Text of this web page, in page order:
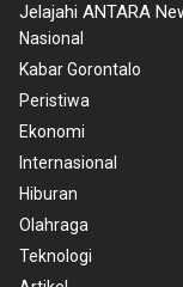
Jelajahi ANTARA
Nasional
Kabar Gorontalo
Peristiwa
Ekonomi
Internasional
Hiburan
Olahraga
Teknologi